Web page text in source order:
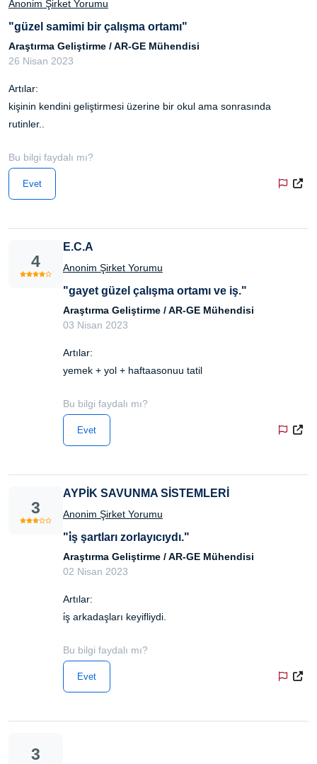
Anonim Şirket Yorumu
"güzel samimi bir çalışma ortamı"
Araştırma Geliştirme / AR-GE Mühendisi
26 Nisan 2023
Artılar:
kişinin kendini geliştirmesi üzerine bir okul ama sonrasında
rutinler..
Bu bilgi faydalı mı?
Evet
4
E.C.A
Anonim Şirket Yorumu
"gayet güzel çalışma ortamı ve iş."
Araştırma Geliştirme / AR-GE Mühendisi
03 Nisan 2023
Artılar:
yemek + yol + haftaasonuu tatil
Bu bilgi faydalı mı?
Evet
3
AYPİK SAVUNMA SİSTEMLERİ
Anonim Şirket Yorumu
"i̇ş şartları zorlayıcıydı."
Araştırma Geliştirme / AR-GE Mühendisi
02 Nisan 2023
Artılar:
i̇ş arkadaşları keyifliydi.
Bu bilgi faydalı mı?
Evet
3